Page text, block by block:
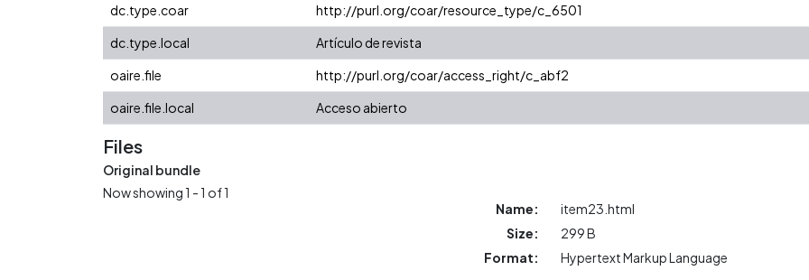
dc.type.coar
http://purl.org/coar/resource_type/c_6501
dc.type.local
Artículo de revista
oaire.file
http://purl.org/coar/access_right/c_abf2
oaire.file.local
Acceso abierto
Files
Original bundle
Now showing1 - 1 of 1
Name:
item23.html
Size:
299 B
Format:
Hypertext Markup Language